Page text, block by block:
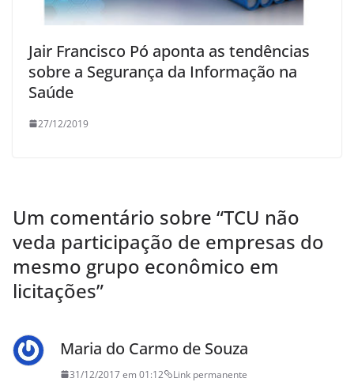
Jair Francisco Pó aponta as tendências
sobre a Segurança da Informação na
Saúde
27/12/2019
Um comentário sobre “TCU não
veda participação de empresas do
mesmo grupo econômico em
licitações”
Maria do Carmo de Souza
31/12/2017 em 01:12 Link permanente